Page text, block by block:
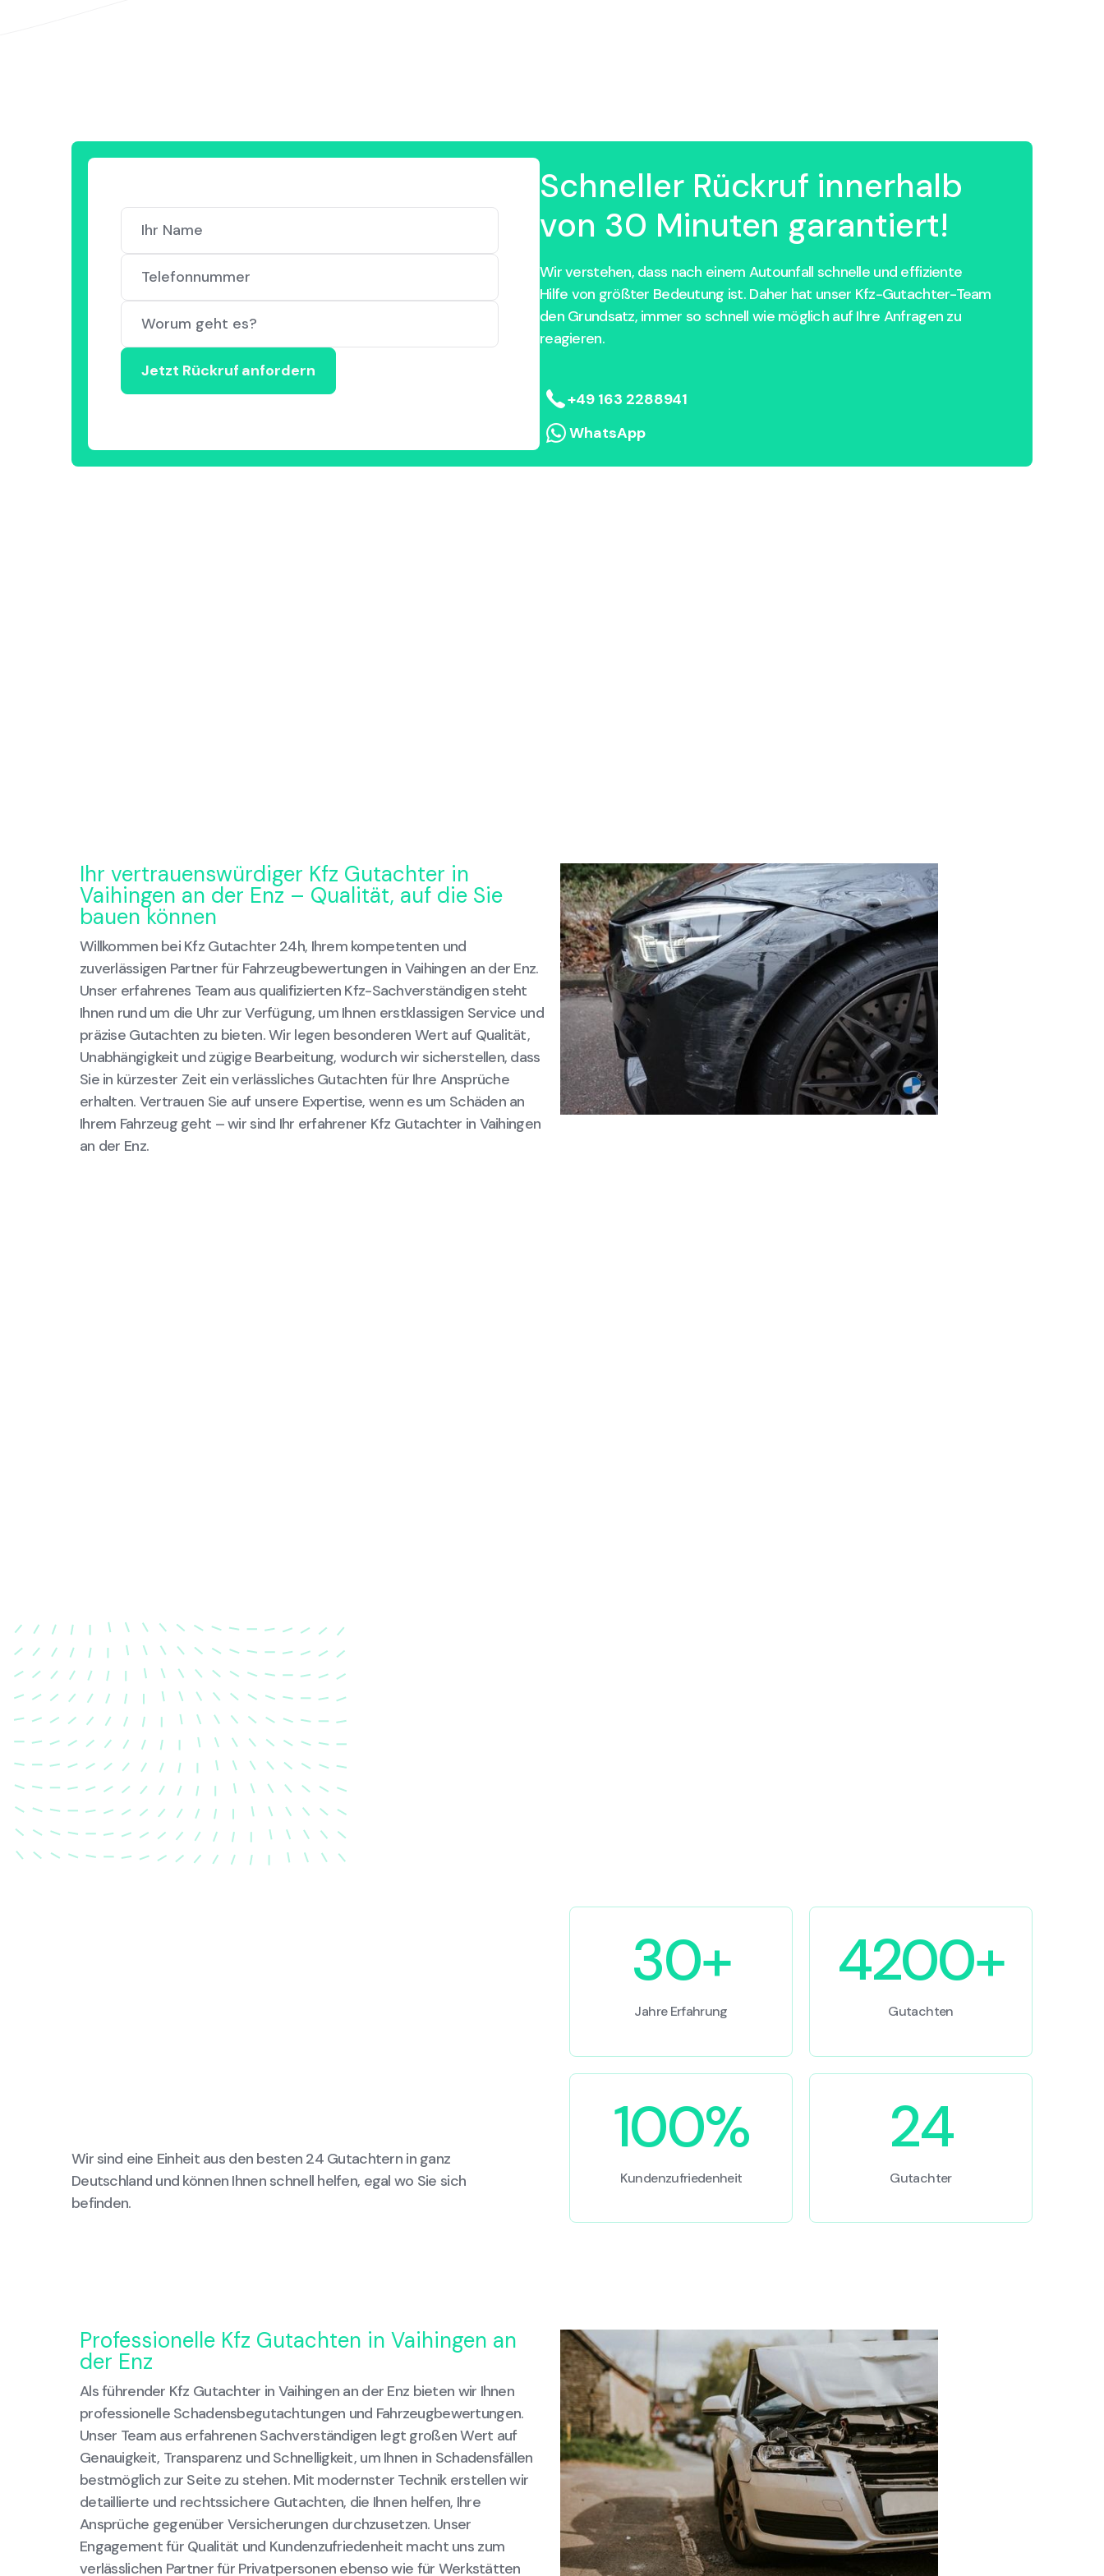
Schneller Rückruf innerhalb
von 30 Minuten garantiert!
Wir verstehen, dass nach einem Autounfall schnelle und effiziente
Hilfe von größter Bedeutung ist. Daher hat unser Kfz-Gutachter-Team
den Grundsatz, immer so schnell wie möglich auf Ihre Anfragen zu
reagieren.
+49 163 2288941
WhatsApp
Ihr vertrauenswürdiger Kfz Gutachter in
Vaihingen an der Enz – Qualität, auf die Sie
bauen können
Willkommen bei Kfz Gutachter 24h, Ihrem kompetenten und
zuverlässigen Partner für Fahrzeugbewertungen in Vaihingen an der Enz.
Unser erfahrenes Team aus qualifizierten Kfz-Sachverständigen steht
Ihnen rund um die Uhr zur Verfügung, um Ihnen erstklassigen Service und
präzise Gutachten zu bieten. Wir legen besonderen Wert auf Qualität,
Unabhängigkeit und zügige Bearbeitung, wodurch wir sicherstellen, dass
Sie in kürzester Zeit ein verlässliches Gutachten für Ihre Ansprüche
erhalten. Vertrauen Sie auf unsere Expertise, wenn es um Schäden an
Ihrem Fahrzeug geht – wir sind Ihr erfahrener Kfz Gutachter in Vaihingen
an der Enz.
Karosserievermessung
Unsere exakte Karosserievermessung stellt
einem Unfall wieder in ihren ursprünglichen
Zustand gebracht wird.
Wir sind eine Einheit aus den besten 24 Gutachtern in ganz
Deutschland und können Ihnen schnell helfen, egal wo Sie sich
befinden.
30+
Jahre Erfahrung
4200+
Gutachten
100%
Kundenzufriedenheit
24
Gutachter
Professionelle Kfz Gutachten in Vaihingen an
der Enz
Als führender Kfz Gutachter in Vaihingen an der Enz bieten wir Ihnen
professionelle Schadensbegutachtungen und Fahrzeugbewertungen.
Unser Team aus erfahrenen Sachverständigen legt großen Wert auf
Genauigkeit, Transparenz und Schnelligkeit, um Ihnen in Schadensfällen
bestmöglich zur Seite zu stehen. Mit modernster Technik erstellen wir
detaillierte und rechtssichere Gutachten, die Ihnen helfen, Ihre
Ansprüche gegenüber Versicherungen durchzusetzen. Unser
Engagement für Qualität und Kundenzufriedenheit macht uns zum
verlässlichen Partner für Privatpersonen ebenso wie für Werkstätten